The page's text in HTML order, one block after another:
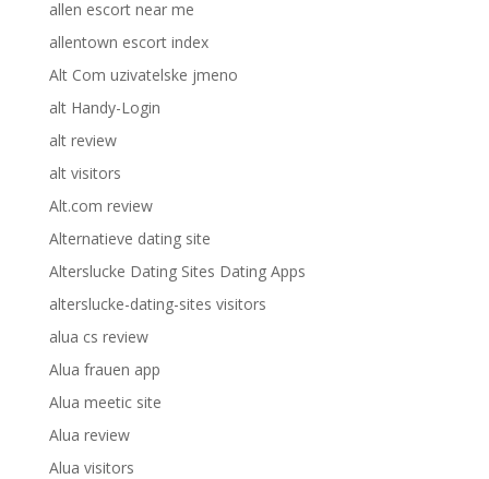
allen escort near me
allentown escort index
Alt Com uzivatelske jmeno
alt Handy-Login
alt review
alt visitors
Alt.com review
Alternatieve dating site
Alterslucke Dating Sites Dating Apps
alterslucke-dating-sites visitors
alua cs review
Alua frauen app
Alua meetic site
Alua review
Alua visitors